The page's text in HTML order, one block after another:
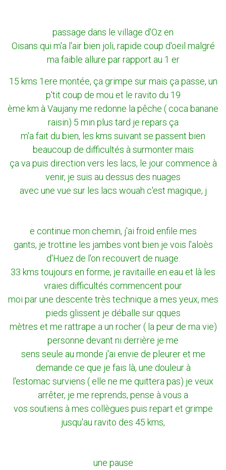
passage dans le village d'Oz en
Oisans qui m'a l'air bien joli, rapide coup d'oeil malgré
ma faible allure par rapport au 1 er
15 kms 1ere montée, ça grimpe sur mais ça passe, un
p'tit coup de mou et le ravito du 19
ème km à Vaujany me redonne la pêche ( coca banane
raisin) 5 min plus tard je repars ça
m'a fait du bien, les kms suivant se passent bien
beaucoup de difficultés à surmonter mais
ça va puis direction vers les lacs, le jour commence à
venir, je suis au dessus des nuages
avec une vue sur les lacs wouah c'est magique, j
e continue mon chemin, j'ai froid enfile mes
gants, je trottine les jambes vont bien je vois l'aloès
d'Huez de l'on recouvert de nuage.
33 kms toujours en forme, je ravitaille en eau et là les
vraies difficultés commencent pour
moi par une descente très technique a mes yeux, mes
pieds glissent je déballe sur qques
mètres et me rattrape a un rocher ( la peur de ma vie)
personne devant ni derrière je me
sens seule au monde j'ai envie de pleurer et me
demande ce que je fais là, une douleur à
l'estomac surviens ( elle ne me quittera pas) je veux
arrêter, je me reprends, pense à vous a
vos soutiens à mes collègues puis repart et grimpe
jusqu'au ravito des 45 kms,
une pause